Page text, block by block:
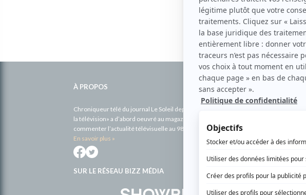
À PROPOS
Chroniqueur télé du journal Le Soleil depuis 2001, Richard Therrien carbure à son
la télévision» a d’abord oeuvré au magazine TV Hebdo de 1996 à 2001. Sa
commenter l’actualité télévisuelle au 98,5.
En savoir plus »
SUR LE RÉSEAU BIZZ MÉDIA